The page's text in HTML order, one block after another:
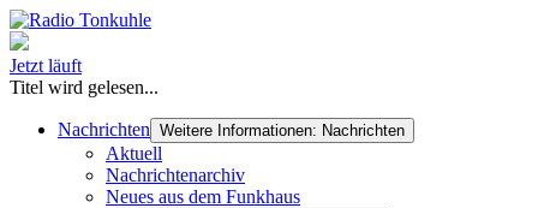
Jetzt läuft
Titel wird gelesen...
Nachrichten Weitere Informationen: Nachrichten
Aktuell
Nachrichtenarchiv
Neues aus dem Funkhaus